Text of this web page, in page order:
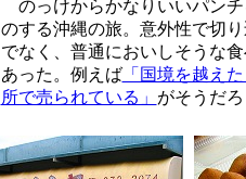
のっけからかなりいいパン
のする沖縄の旅。意外性で切
でなく、普通においしそうな
あった。例えば「国境を越え
所で売られている」 がそうだ